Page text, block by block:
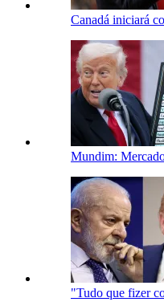
Canadá iniciará
Mundim:
"Tudo que fizer